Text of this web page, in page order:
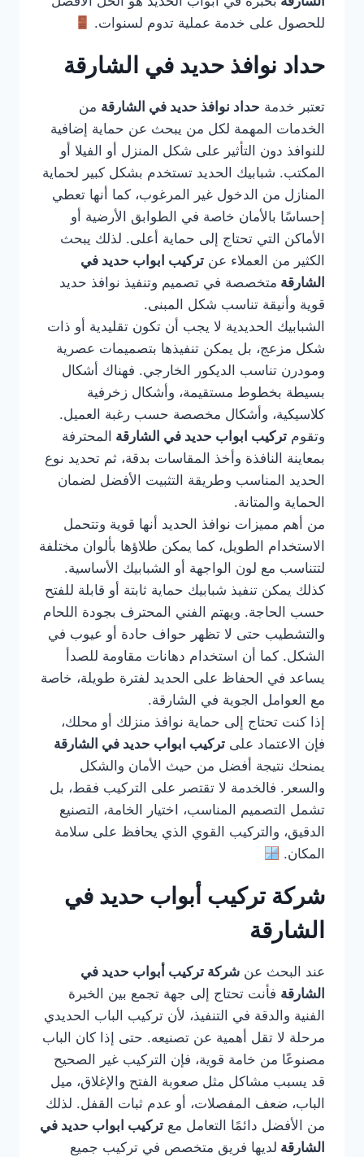
للحصول على خدمة عملية تدوم لسنوات.
حداد نوافذ حديد في الشارقة
تعتبر خدمة حداد نوافذ حديد في الشارقة من
الخدمات المهمة لكل من يبحث عن حماية إضافية
للنوافذ دون التأثير على شكل المنزل أو الفيلا أو
المكتب. شبابيك الحديد تستخدم بشكل كبير لحماية
المنازل من الدخول غير المرغوب، كما أنها تعطي
إحساسًا بالأمان خاصة في الطوابق الأرضية أو
الأماكن التي تحتاج إلى حماية أعلى. لذلك يبحث
الكثير من العملاء عن تركيب ابواب حديد في
الشارقة متخصصة في تصميم وتنفيذ نوافذ حديد
قوية وأنيقة تناسب شكل المبنى.
الشبابيك الحديدية لا يجب أن تكون تقليدية أو ذات
شكل مزعج، بل يمكن تنفيذها بتصميمات عصرية
ومودرن تناسب الديكور الخارجي. فهناك أشكال
بسيطة بخطوط مستقيمة، وأشكال زخرفية
كلاسيكية، وأشكال مخصصة حسب رغبة العميل.
وتقوم تركيب ابواب حديد في الشارقة المحترفة
بمعاينة النافذة وأخذ المقاسات بدقة، ثم تحديد نوع
الحديد المناسب وطريقة التثبيت الأفضل لضمان
الحماية والمتانة.
من أهم مميزات نوافذ الحديد أنها قوية وتتحمل
الاستخدام الطويل، كما يمكن طلاؤها بألوان مختلفة
لتتناسب مع لون الواجهة أو الشبابيك الأساسية.
كذلك يمكن تنفيذ شبابيك حماية ثابتة أو قابلة للفتح
حسب الحاجة. ويهتم الفني المحترف بجودة اللحام
والتشطيب حتى لا تظهر حواف حادة أو عيوب في
الشكل. كما أن استخدام دهانات مقاومة للصدأ
يساعد في الحفاظ على الحديد لفترة طويلة، خاصة
مع العوامل الجوية في الشارقة.
إذا كنت تحتاج إلى حماية نوافذ منزلك أو محلك،
فإن الاعتماد على تركيب ابواب حديد في الشارقة
يمنحك نتيجة أفضل من حيث الأمان والشكل
والسعر. فالخدمة لا تقتصر على التركيب فقط، بل
تشمل التصميم المناسب، اختيار الخامة، التصنيع
الدقيق، والتركيب القوي الذي يحافظ على سلامة
المكان.
شركة تركيب أبواب حديد في
الشارقة
عند البحث عن شركة تركيب أبواب حديد في
الشارقة فأنت تحتاج إلى جهة تجمع بين الخبرة
الفنية والدقة في التنفيذ، لأن تركيب الباب الحديدي
مرحلة لا تقل أهمية عن تصنيعه. حتى إذا كان الباب
مصنوعًا من خامة قوية، فإن التركيب غير الصحيح
قد يسبب مشاكل مثل صعوبة الفتح والإغلاق، ميل
الباب، ضعف المفصلات، أو عدم ثبات القفل. لذلك
من الأفضل دائمًا التعامل مع تركيب ابواب حديد في
الشارقة لديها فريق متخصص في تركيب جميع